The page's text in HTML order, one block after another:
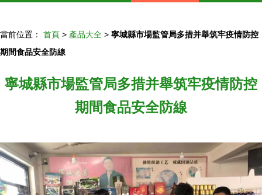
當前位置： 首頁 > 產品大全 > 寧城縣市場監管局多措并舉筑牢疫情防控
期間食品安全防線
寧城縣市場監管局多措并舉筑牢疫情防控
期間食品安全防線